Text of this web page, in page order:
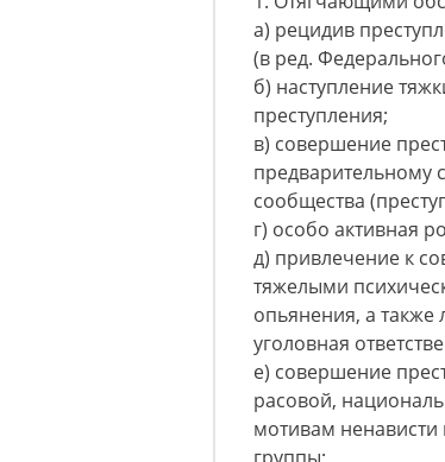
а) рецидив
(в ред.
б) наступление
преступления;
в) совершение
предварительному
сообщества
г) особо активная
д) привлечение к
тяжелыми
опьянения, а также
уголовная
е) совершение
расовой,
мотивам